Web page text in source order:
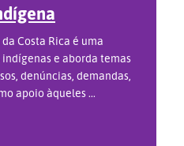
Costa Rica é uma
e aborda temas
denúncias, demandas,
apoio àqueles ...